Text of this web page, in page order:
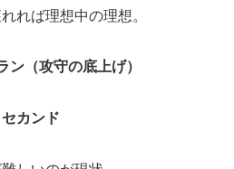
れば理想中の理想。
ン（攻守の底上げ）
カンド